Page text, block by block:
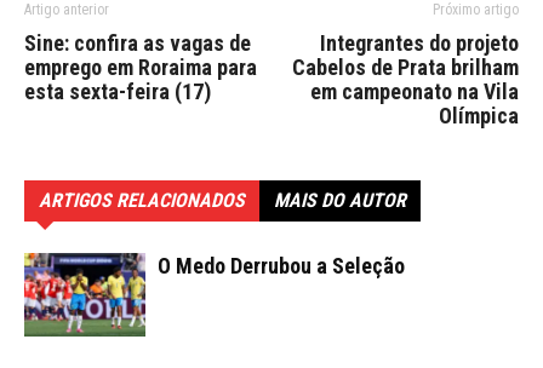
Artigo anterior
Sine: confira as vagas de
emprego em Roraima para
esta sexta-feira (17)
Próximo artigo
Integrantes do projeto
Cabelos de Prata brilham
em campeonato na Vila
Olímpica
ARTIGOS RELACIONADOS MAIS DO AUTOR
O Medo Derrubou a Seleção